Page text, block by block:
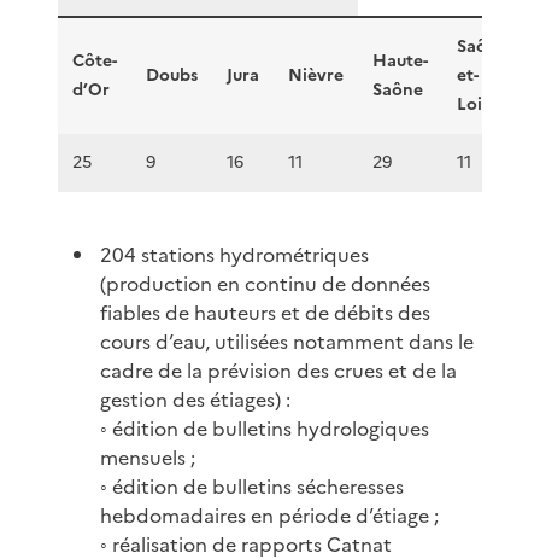
Côte-
d’Or
Doubs Jura Nièvre
Haute-
Saône
Saône-
et-
Loire
25 9 16 11 29 11
204 stations hydrométriques
(production en continu de données
fiables de hauteurs et de débits des
cours d’eau, utilisées notamment dans le
cadre de la prévision des crues et de la
gestion des étiages) :
◦ édition de bulletins hydrologiques
mensuels ;
◦ édition de bulletins sécheresses
hebdomadaires en période d’étiage ;
◦ réalisation de rapports Catnat